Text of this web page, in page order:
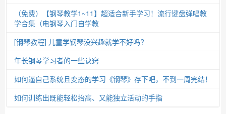
（免费）【钢琴教学1~11】超适合新手学习！流行键盘弹唱教
学合集（电钢琴入门自学教
[钢琴教程] 儿童学钢琴没兴趣就学不好吗?
年长钢琴学习者的一些诀窍
如何逼自己系统且变态的学习《钢琴》存下吧，不到一周完结！
如何训练出既能轻松抬高、又能独立活动的手指